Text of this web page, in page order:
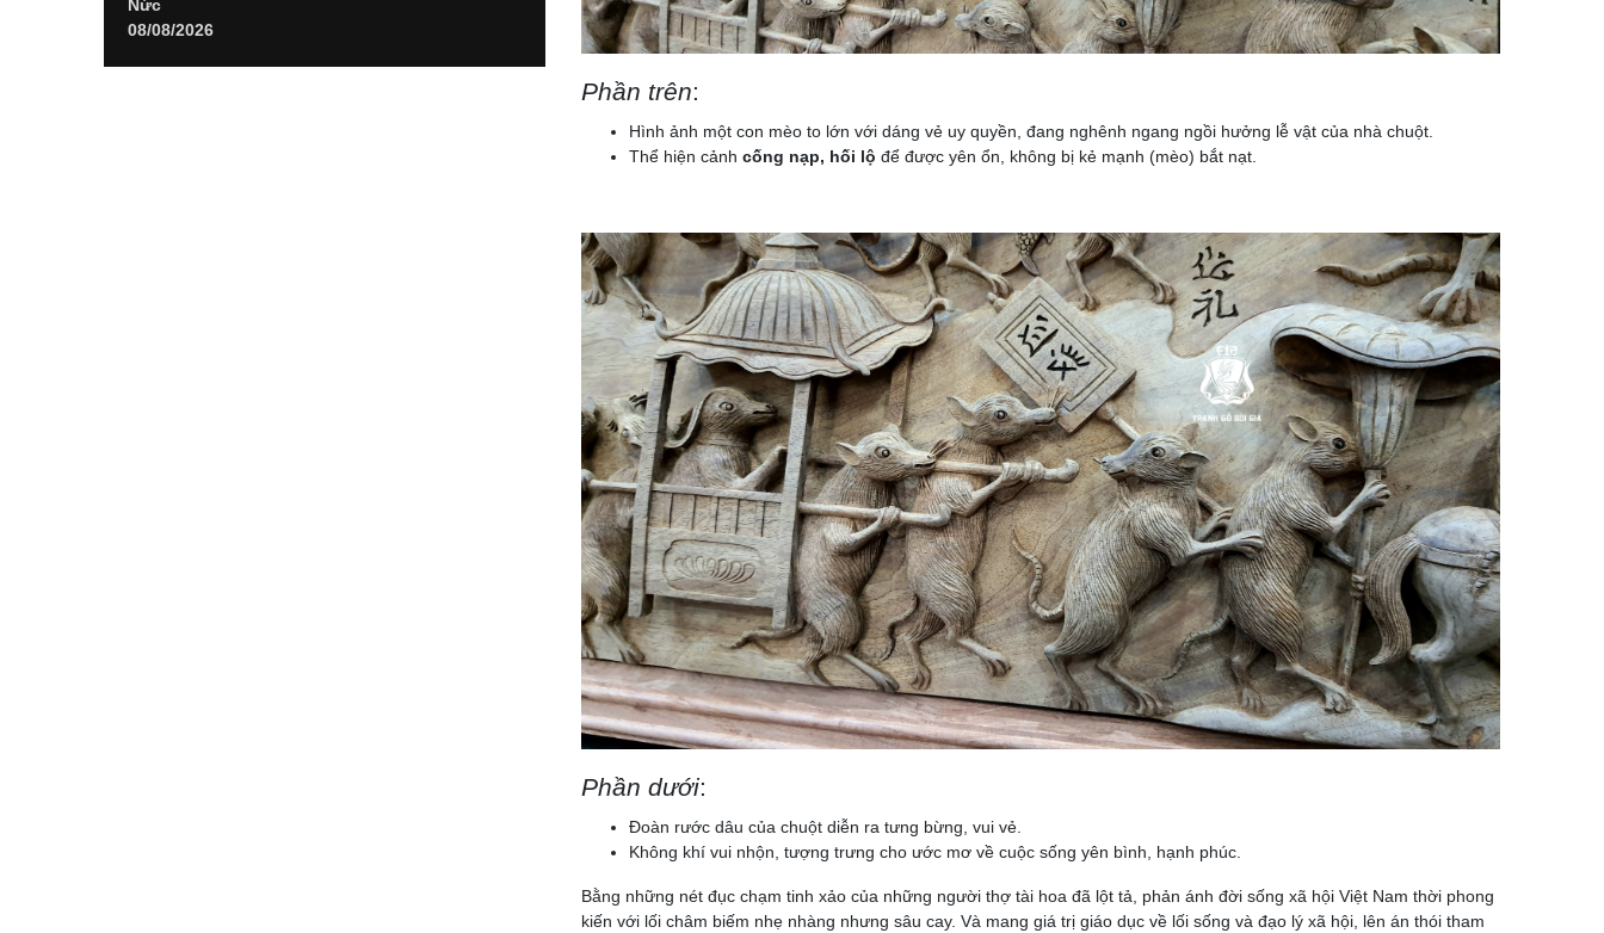
Nức
08/08/2026
Phần trên:
Hình ảnh một con mèo to lớn với dáng vẻ uy quyền, đang nghênh ngang ngồi hưởng lễ vật của nhà chuột.
Thể hiện cảnh cống nạp, hối lộ để được yên ổn, không bị kẻ mạnh (mèo) bắt nạt.
Phần dưới:
Đoàn rước dâu của chuột diễn ra tưng bừng, vui vẻ.
Không khí vui nhộn, tượng trưng cho ước mơ về cuộc sống yên bình, hạnh phúc.
Bằng những nét đục chạm tinh xảo của những người thợ tài hoa đã lột tả, phản ánh đời sống xã hội Việt Nam thời phong
kiến với lối châm biếm nhẹ nhàng nhưng sâu cay. Và mang giá trị giáo dục về lối sống và đạo lý xã hội, lên án thói tham